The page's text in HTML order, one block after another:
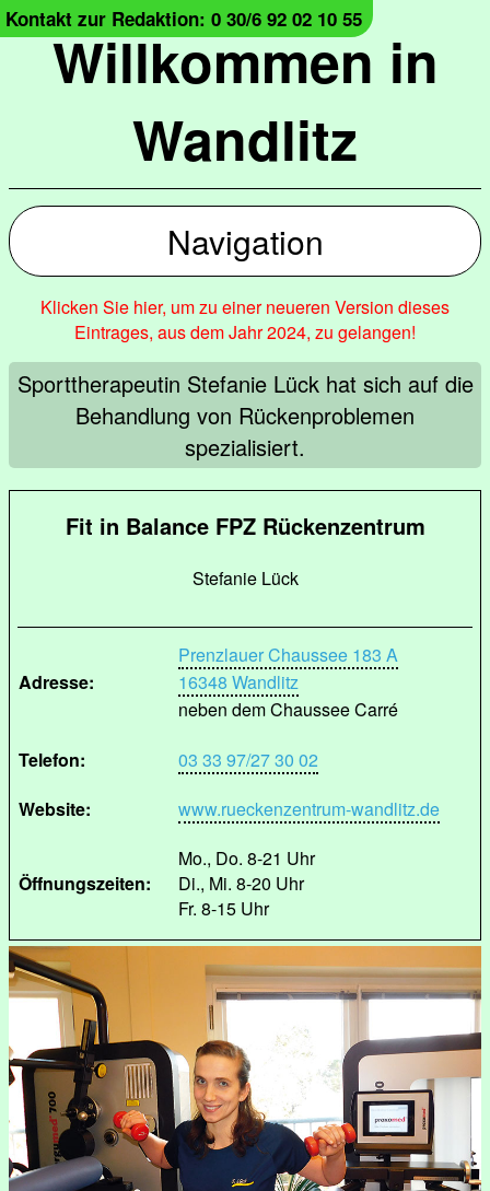
Willkommen in
Wandlitz
Kontakt zur Redaktion: 0 30/6 92 02 10 55
Navigation
Klicken Sie hier, um zu einer neueren Version dieses
Eintrages, aus dem Jahr 2024, zu gelangen!
Sporttherapeutin Stefanie Lück hat sich auf die
Behandlung von Rückenproblemen
spezialisiert.
Fit in Balance FPZ Rückenzentrum
Stefanie Lück
Adresse:
Prenzlauer Chaussee 183 A
16348 Wandlitz
neben dem Chaussee Carré
Telefon:
03 33 97/27 30 02
Website:
www.rueckenzentrum-wandlitz.de
Öffnungszeiten:
Mo., Do. 8-21 Uhr
Di., Mi. 8-20 Uhr
Fr. 8-15 Uhr